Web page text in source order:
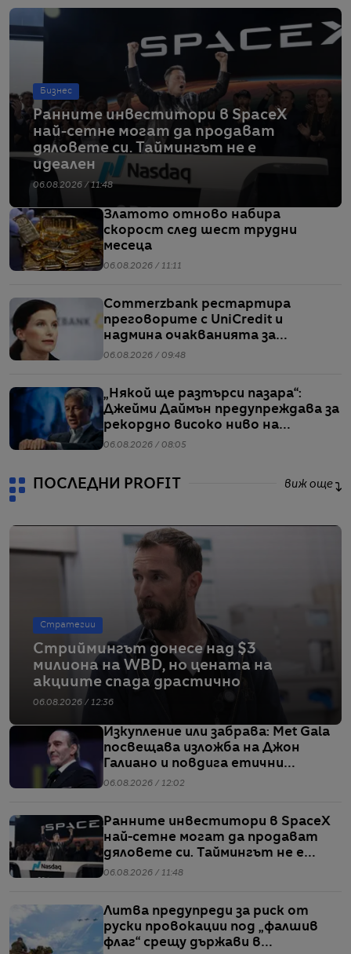
Бизнес
Ранните инвеститори в SpaceX
най-сетне могат да продават
дяловете си. Таймингът не е
идеален
06.08.2026 / 11:48
Златото отново набира
скорост след шест трудни
месеца
06.08.2026 / 11:11
Commerzbank рестартира
преговорите с UniCredit и
надмина очакванията за
тримесечието
06.08.2026 / 09:48
„Някой ще разтърси пазара“:
Джейми Даймън предупреждава за
рекордно високо ниво на
ливъридж
06.08.2026 / 08:05
ПОСЛЕДНИ PROFIT виж още
Стратегии
Стриймингът донесе над $3
милиона на WBD, но цената на
акциите спада драстично
06.08.2026 / 12:36
Изкупление или забрава: Met Gala
посвещава изложба на Джон
Галиано и повдига етични
въпроси
06.08.2026 / 12:02
Ранните инвеститори в SpaceX
най-сетне могат да продават
дяловете си. Таймингът не е
идеален
06.08.2026 / 11:48
Литва предупреди за риск от
руски провокации под „фалшив
флаг“ срещу държави в